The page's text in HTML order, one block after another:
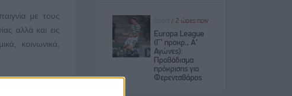
με τους
αλλά και εις
κοινωνικά,
όλης της